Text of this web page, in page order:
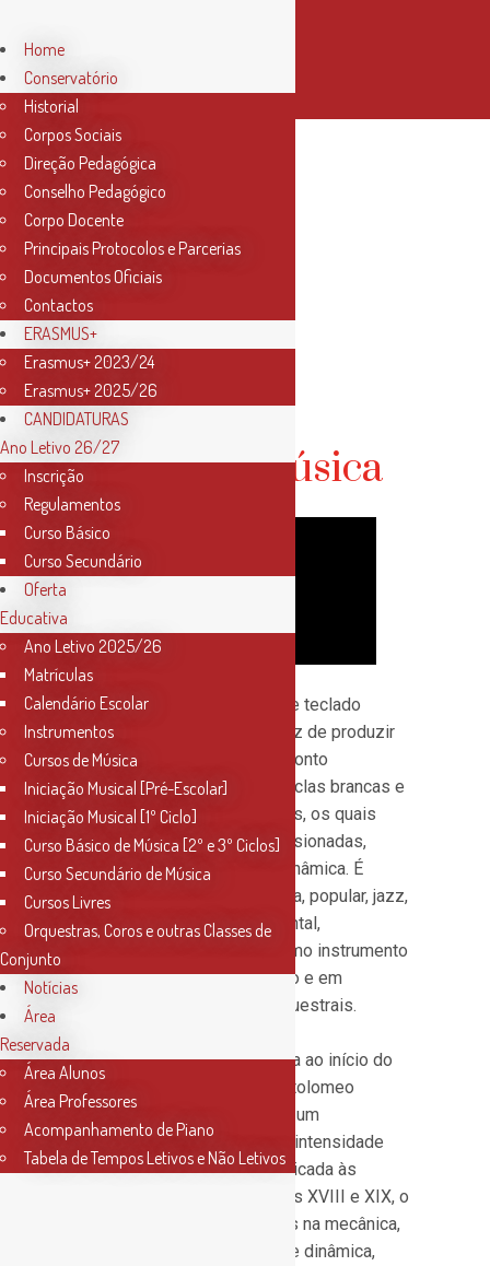
Piano
Curso de música
O piano é um instrumento de teclado
percussivo-polifónico, capaz de produzir
harmonia, melodia e contraponto
simultaneamente. Possui teclas brancas e
pretas que acionam martelos, os quais
golpeiam cordas de aço tensionadas,
criando sonoridade rica e dinâmica. É
utilizado em música clássica, popular, jazz,
contemporânea e experimental,
desempenhando papéis como instrumento
solista, de acompanhamento e em
formações de câmara e orquestrais.
A invenção do piano remonta ao início do
século XVIII, atribuída a Bartolomeo
Cristofori, que desenvolveu um
mecanismo capaz de variar intensidade
sonora mediante a força aplicada às
teclas. Ao longo dos séculos XVIII e XIX, o
piano evoluiu com melhorias na mecânica,
extensão tonal e capacidade dinâmica,
Home
Conservatório
Historial
Corpos Sociais
Direção Pedagógica
Conselho Pedagógico
Corpo Docente
Principais Protocolos e Parcerias
Documentos Oficiais
Contactos
ERASMUS+
Erasmus+ 2023/24
Erasmus+ 2025/26
CANDIDATURAS
Ano Letivo 26/27
Inscrição
Regulamentos
Curso Básico
Curso Secundário
Oferta
Educativa
Ano Letivo 2025/26
Matrículas
Calendário Escolar
Instrumentos
Cursos de Música
Iniciação Musical [Pré-Escolar]
Iniciação Musical [1º Ciclo]
Curso Básico de Música [2º e 3º Ciclos]
Curso Secundário de Música
Cursos Livres
Orquestras, Coros e outras Classes de
Conjunto
Notícias
Área
Reservada
Área Alunos
Área Professores
Acompanhamento de Piano
Tabela de Tempos Letivos e Não Letivos